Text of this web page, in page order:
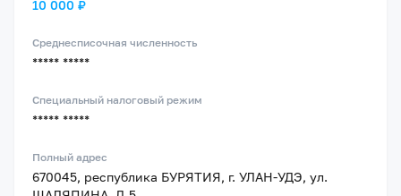
10 000 ₽
Среднесписочная численность
***** *****
Специальный налоговый режим
***** *****
Полный адрес
670045, республика БУРЯТИЯ, г. УЛАН-УДЭ, ул.